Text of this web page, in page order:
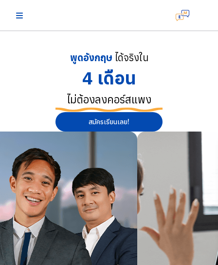
พูดอังกฤษ ได้จริงใน
4 เดือน
ไม่ต้องลงคอร์สแพง
สมัครเรียนเลย!